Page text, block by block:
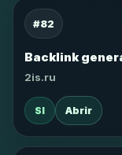
#82
Backlink
2is.ru
SI Abrir